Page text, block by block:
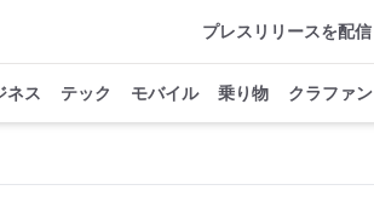
プレスリリースを配信
ネス テック モバイル 乗り物 クラファン